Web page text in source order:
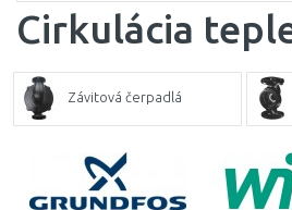
Cirkulácia
Závitová čerpadlá